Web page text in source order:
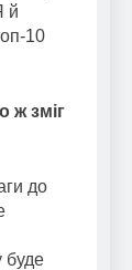
й
10
ж зміг
до
буде